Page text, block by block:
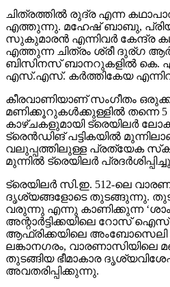
ചിത്രത്തില്‍ രുദ്ര എന്ന
എത്തുന്നു. മഹേഷ് ബാബു,
സുകുമാരന്‍ എന്നിവര്‍ കേന്ദ്ര
എത്തുന്ന ചിത്രം ശ്രീ ദുര്ഗ
ബിസിനസ് ബാനറുകളില്‍ കെ.
എസ്.എസ്. കര്‍ത്തികേയ
കീരവാണിയാണ് സംഗീതം
മണിക്കൂറുകള്‍ക്കുള്ളില്‍ തന്നെ 5
കാഴ്ചകളുമായി ട്രെയിലര്‍
ട്രെന്‍ഡിങ് പട്ടികയില്‍
വലുപ്പത്തിലുള്ള പ്രത്യേക
മുന്നില്‍ ട്രെയിലര്‍
ട്രെയിലര്‍ സി.ഇ. 512-ലെ
ദൃശ്യങ്ങളോടെ തുടങ്ങുന്നു.
വരുന്നു എന്നു കാണിക്കുന്ന
അന്റാര്‍ട്ടിക്കയിലെ റോസ്
ആഫ്രിക്കയിലെ അംബോസെലി
ലങ്കാനഗരം, വാരണാസിയിലെ
തുടങ്ങിയ ഭീമാകാര
അവതരിപ്പിക്കുന്നു.